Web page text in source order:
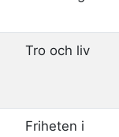
Tro och liv
Friheten i